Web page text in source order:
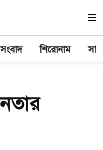
শিরোনাম